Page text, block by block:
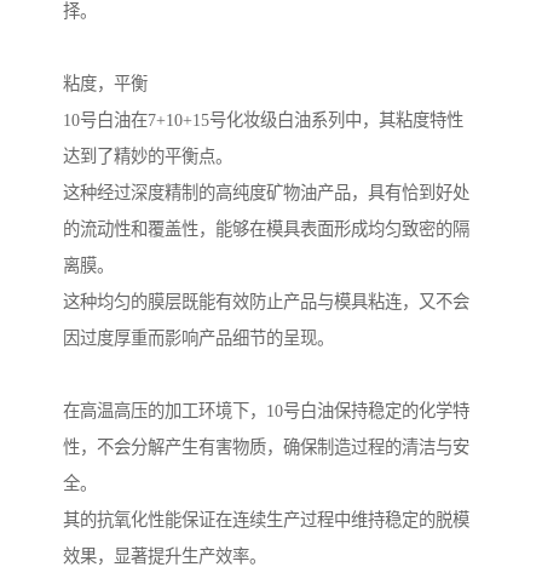
择。
粘度，平衡
10号白油在7+10+15号化妆级白油系列中，其粘度特性
达到了精妙的平衡点。
这种经过深度精制的高纯度矿物油产品，具有恰到好处
的流动性和覆盖性，能够在模具表面形成均匀致密的隔
离膜。
这种均匀的膜层既能有效防止产品与模具粘连，又不会
因过度厚重而影响产品细节的呈现。
在高温高压的加工环境下，10号白油保持稳定的化学特
性，不会分解产生有害物质，确保制造过程的清洁与安
全。
其的抗氧化性能保证在连续生产过程中维持稳定的脱模
效果，显著提升生产效率。